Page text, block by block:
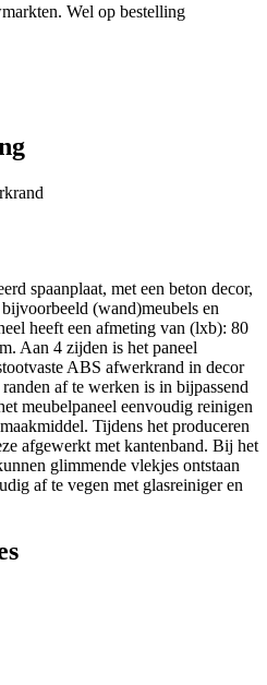
Wel op bestelling
spaanplaat, met een beton decor,
(wand)meubels en
heeft een afmeting van (lxb): 80
Aan 4 zijden is het paneel
ABS afwerkrand in decor
af te werken is in bijpassend
meubelpaneel eenvoudig reinigen
Tijdens het produceren
afgewerkt met kantenband. Bij het
glimmende vlekjes ontstaan
af te vegen met glasreiniger en